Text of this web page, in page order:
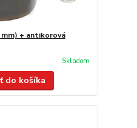
+ antikorová
Skladom
do košíka